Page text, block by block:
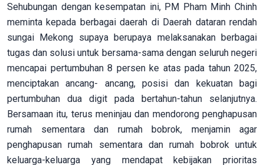
Sehubungan dengan kesempatan ini, PM Pham Minh Chinh
meminta kepada berbagai daerah di Daerah dataran rendah
sungai Mekong supaya berupaya melaksanakan berbagai
tugas dan solusi untuk bersama-sama dengan seluruh negeri
mencapai pertumbuhan 8 persen ke atas pada tahun 2025,
menciptakan ancang- ancang, posisi dan kekuatan bagi
pertumbuhan dua digit pada bertahun-tahun selanjutnya.
Bersamaan itu, terus meninjau dan mendorong penghapusan
rumah sementara dan rumah bobrok, menjamin agar
penghapusan rumah sementara dan rumah bobrok untuk
keluarga-keluarga yang mendapat kebijakan prioritas